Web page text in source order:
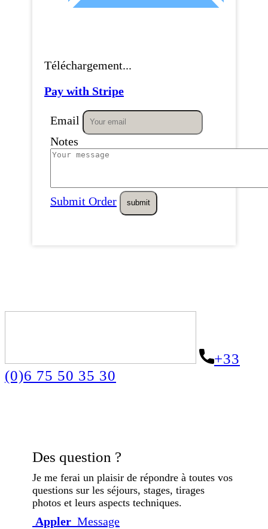
Téléchargement...
Pay with Stripe
Email
Notes
Submit Order
+33
(0)6 75 50 35 30
Des question ?
Je me ferai un plaisir de répondre à toutes vos
questions sur les séjours, stages, tirages
photos et leurs aspects techniques.
Appler Message